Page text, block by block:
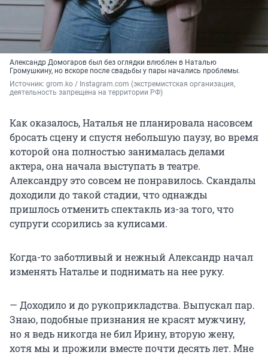
Александр Домогаров был без оглядки влюблен в Наталью
Громушкину, но вскоре после свадьбы у пары начались проблемы.
Источник: grom.ko / Instagram.com (экстремистская организация,
деятельность запрещена на территории РФ)
Как оказалось, Наталья не планировала насовсем
бросать сцену и спустя небольшую паузу, во время
которой она полностью занималась делами
актера, она начала выступать в театре.
Александру это совсем не понравилось. Скандалы
доходили до такой стадии, что однажды
пришлось отменить спектакль из-за того, что
супруги ссорились за кулисами.
Когда-то заботливый и нежный Александр начал
изменять Наталье и поднимать на нее руку.
— Доходило и до рукоприкладства. Выпускал пар.
Знаю, подобные признания не красят мужчину,
но я ведь никогда не бил Ирину, вторую жену,
хотя мы и прожили вместе почти десять лет. Мне